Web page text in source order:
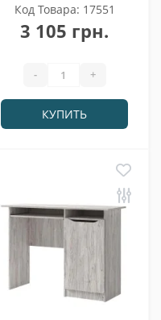
Код Товара: 17551
3 105 грн.
- +
КУПИТЬ